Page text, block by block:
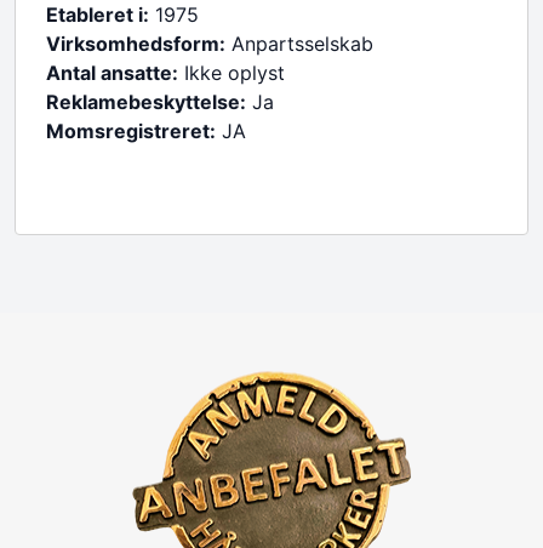
Etableret i: 1975
Virksomhedsform: Anpartsselskab
Antal ansatte: Ikke oplyst
Reklamebeskyttelse: Ja
Momsregistreret: JA